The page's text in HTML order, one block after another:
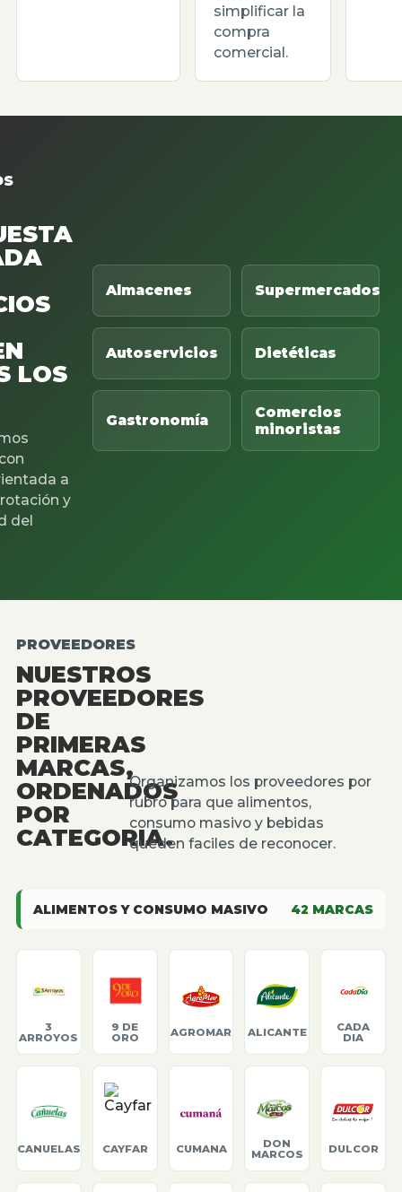
simplificar la
compra
comercial.
LOS
a
y
del
Almacenes Supermercados
Autoservicios Dietéticas
Gastronomía
Comercios
minoristas
PROVEEDORES
NUESTROS
PROVEEDORES
DE
PRIMERAS
MARCAS,
ORDENADOS
POR
CATEGORIA.
Organizamos los proveedores por
rubro para que alimentos,
consumo masivo y bebidas
queden faciles de reconocer.
ALIMENTOS Y CONSUMO MASIVO 42 MARCAS
3
ARROYOS
9 DE
ORO
AGROMAR ALICANTE
CADA
DIA
CANUELAS CAYFAR CUMANA
DON
MARCOS
DULCOR